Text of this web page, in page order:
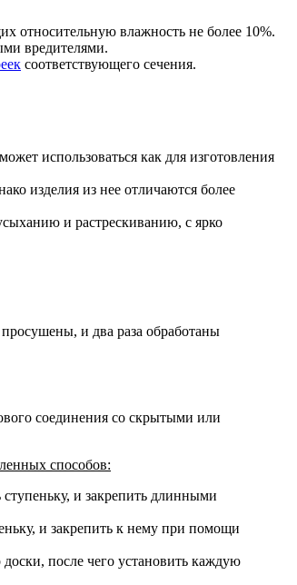
относительную влажность не более 10%.
вредителями.
соответствующего сечения.
использоваться как для изготовления
изделия из нее отличаются более
и растрескиванию, с ярко
и два раза обработаны
соединения со скрытыми или
способов:
и закрепить длинными
и закрепить к нему при помощи
после чего установить каждую